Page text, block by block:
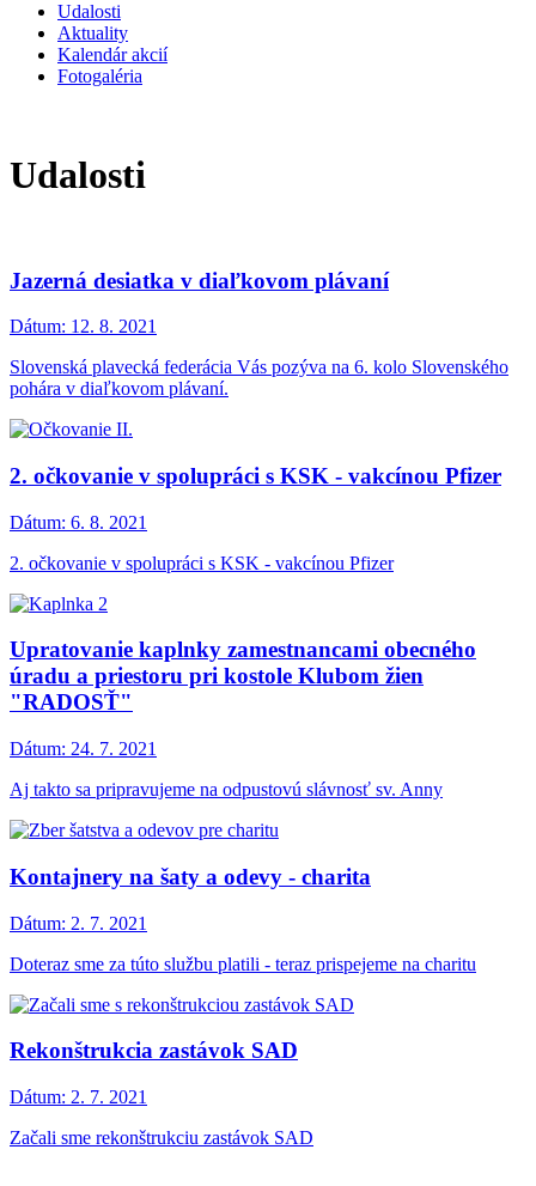
Udalosti
Aktuality
Kalendár akcií
Fotogaléria
Udalosti
Jazerná desiatka v diaľkovom plávaní
Dátum: 12. 8. 2021
Slovenská plavecká federácia Vás pozýva na 6. kolo Slovenského
pohára v diaľkovom plávaní.
2. očkovanie v spolupráci s KSK - vakcínou Pfizer
Dátum: 6. 8. 2021
2. očkovanie v spolupráci s KSK - vakcínou Pfizer
Upratovanie kaplnky zamestnancami obecného
úradu a priestoru pri kostole Klubom žien
"RADOSŤ"
Dátum: 24. 7. 2021
Aj takto sa pripravujeme na odpustovú slávnosť sv. Anny
Kontajnery na šaty a odevy - charita
Dátum: 2. 7. 2021
Doteraz sme za túto službu platili - teraz prispejeme na charitu
Rekonštrukcia zastávok SAD
Dátum: 2. 7. 2021
Začali sme rekonštrukciu zastávok SAD